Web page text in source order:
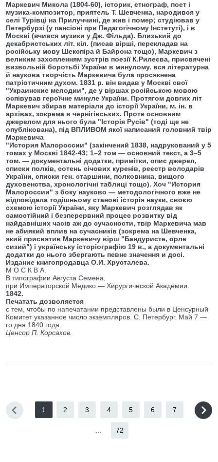
Маркевич Микола (1804-60), історик, етнограф, поет і
музика-композитор, приятель Т. Шевченка, народився у
селі Турівці на Прилуччині, де жив і помер; студіював у
Петербурзі (у пансіоні при Педагогічному Інстетуті), і в
Москві (вчився музики у Дж. Фільда). Близький до
декабристських літ. кіл. (писав вірші, перекладав на
російську мову Шекспіра й Байрона тощо), Маркевич з
великим захопленням зустрів поезії К.Рилеєва, присвячені
визвольній боротьбі України в минулому. вся літературна
й наукова творчість Маркевича була просякнена
патріотичним духом. 1831 р. він видав у Москві свої
"Украинские мелодии", де у віршах російською мовою
оспівував героїчне минуле України. Протягом довгих літ
Маркевич збирав матеріали до історії України, м. ін. в
архівах, зокрема в чернігівських. Проте основним
джерелом для нього була "Історія Русів" (тоді ще не
опублікована), під ВПЛИВОМ якої написаний головний твір
Маркевича
"История Малороссии" (закінчений 1838, надрукований у 5
томах у Москві 1842-43; 1–2 том — основний текст, а 3–5
том. — документальні додатки, примітки, опис джерел,
списки полків, сотень січових куренів, реєстр володарів
України, списки ген. старшини, полковника, вищого
духовенства, хронологічні таблиці тощо). Хоч "История
Малороссии" з боку науково — методологічного вже не
відповідала тодішньому станові історія науки, своєю
схемою історії України, яку Маркевич розглядав як
самостійний і безперервний процес розвитку від
найдавніших часів аж до сучасности, твір Маркевича мав
не абиякий вплив на сучасників (зокрема на Шевченка,
який присвятив Маркевичу вірш "Бандуристе, орле
сизий") і українську історіографію 19 в., а документальні
додатки до нього збергають певне значення и досі.
Издание книгопродавца О.И. Хрусталева.
М О С К В А.
В типографии Августа Семена,
при Императорской Медико — Хирургической Академии.
1842.
Печатать дозволяется
с тем, чтобы по напечатании представлены были в Ценсурный
Комитет указанное число экземпляров. С. Петербург. Май 7 —
го дня 1840 года.
Ценсор П. Корсаков.
1 2 3 4 5 6 7
72